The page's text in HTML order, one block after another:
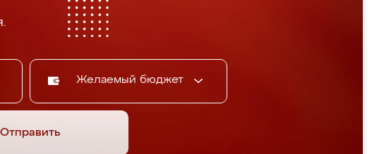
Желаемый бюджет
Отправить